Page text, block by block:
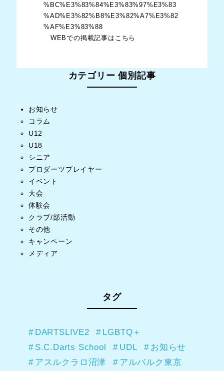
%BC%E3%83%84%E3%83%97%E3%83
%AD%E3%82%B8%E3%82%A7%E3%82
%AF%E3%83%88
WEBでの掲載記事はこちら
カテゴリー 個別記事
お知らせ
コラム
U12
U18
シニア
プロダーツプレイヤー
イベント
大会
体験会
クラブ/部活動
その他
キャンペーン
メディア
タグ
DARTSLIVE2
LGBTQ＋
S.C.Darts School
UDL
お知らせ
アスルクラロ沼津
アルバルク東京